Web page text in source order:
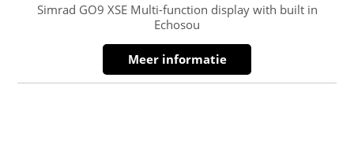
Simrad GO9 XSE Multi-function display with built in
Echosou
Meer informatie